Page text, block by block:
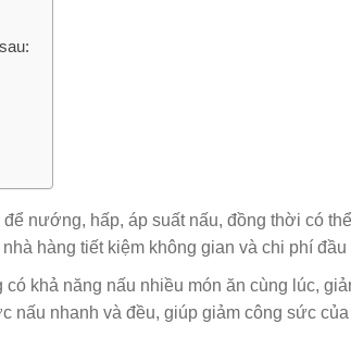
nướng, hấp, áp suất nấu, đồng thời có thể
hàng tiết kiệm không gian và chi phí đầu
khả năng nấu nhiều món ăn cùng lúc,
nấu nhanh và đều, giúp giảm công sức của